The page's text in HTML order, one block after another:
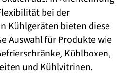
bei der
Kühlgeräten bieten diese
Auswahl für Produkte wie
Kühlboxen,
und Kühlvitrinen.